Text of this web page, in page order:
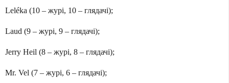
Leléka (10 – журі, 10 – глядачі);
Laud (9 – журі, 9 – глядачі);
Jerry Heil (8 – журі, 8 – глядачі);
Mr. Vel (7 – журі, 6 – глядачі);